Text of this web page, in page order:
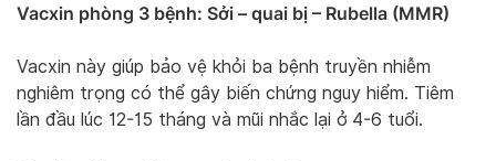
Vacxin phòng 3 bệnh: Sởi – quai bị – Rubella (MMR)
Vacxin này giúp bảo vệ khỏi ba bệnh truyền nhiễm
nghiêm trọng có thể gây biến chứng nguy hiểm. Tiêm
lần đầu lúc 12-15 tháng và mũi nhắc lại ở 4-6 tuổi.